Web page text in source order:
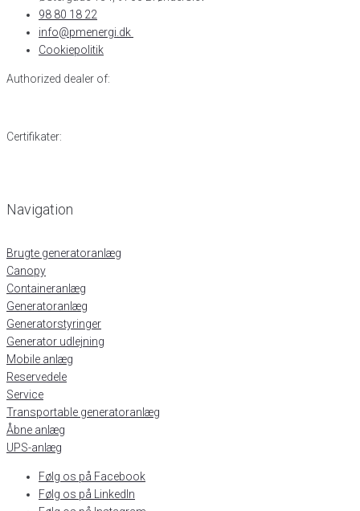
98 80 18 22
info@pmenergi.dk​ ​
Cookiepolitik
Authorized dealer of:
Certifikater:
Navigation
Brugte generatoranlæg
Canopy
Containeranlæg
Generatoranlæg
Generatorstyringer
Generator udlejning
Mobile anlæg
Reservedele
Service
Transportable generatoranlæg
Åbne anlæg
UPS-anlæg
Følg os på Facebook
Følg os på LinkedIn